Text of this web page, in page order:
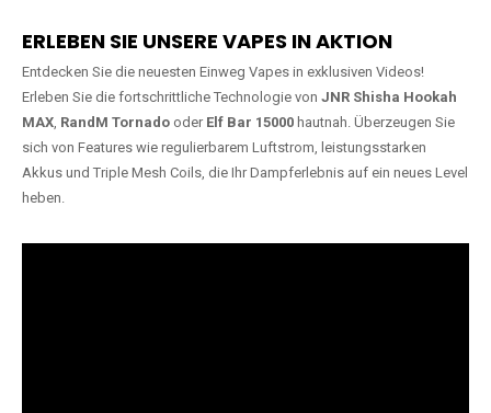
ERLEBEN SIE UNSERE VAPES IN AKTION
Entdecken Sie die neuesten Einweg Vapes in exklusiven Videos!
Erleben Sie die fortschrittliche Technologie von JNR Shisha Hookah
MAX, RandM Tornado oder Elf Bar 15000 hautnah. Überzeugen Sie
sich von Features wie regulierbarem Luftstrom, leistungsstarken
Akkus und Triple Mesh Coils, die Ihr Dampferlebnis auf ein neues Level
heben.